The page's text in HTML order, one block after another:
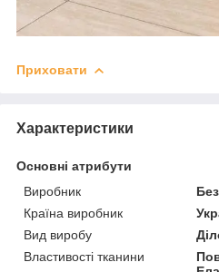
Приховати
Характеристики
Основні атрибути
Виробник
Країна виробник
Вид виробу
Властивості тканини